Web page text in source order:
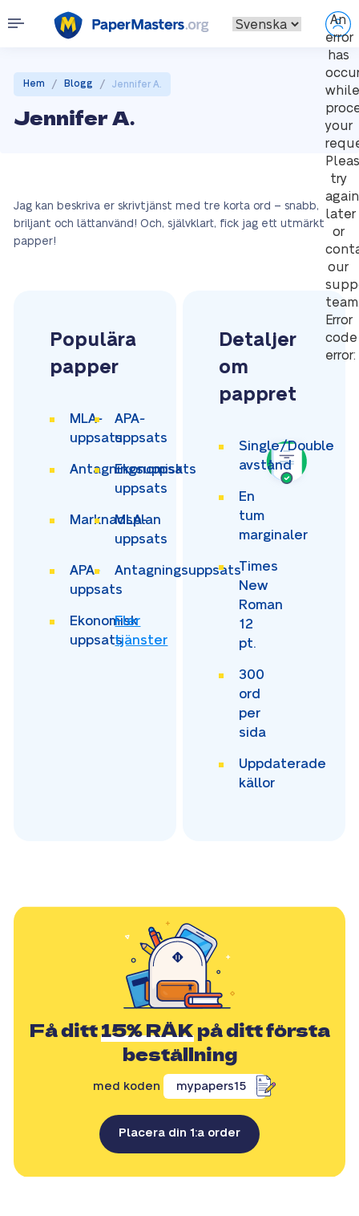
An
error
has
while
your
try
again
later
or
our
Error
code
error:
Hem / Blogg / Jennifer A.
Jennifer A.
Jag kan beskriva er skrivtjänst med tre korta ord – snabb,
briljant och lättanvänd! Och, självklart, fick jag ett utmärkt
papper!
Populära
papper
MLA-
uppsats
APA-
uppsats
Antagningsuppsats
Ekonomisk
uppsats
Marknadsplan
MLA-
uppsats
APA-
uppsats
Antagningsuppsats
Ekonomisk
uppsats
Fler
tjänster
Detaljer
om
pappret
Single/Double
avstånd
En
tum
marginaler
Times
New
Roman
12
pt.
300
ord
per
sida
Uppdaterade
källor
Få ditt15% RÄKpå ditt första
beställning
med koden mypapers15
Placera din 1:a order